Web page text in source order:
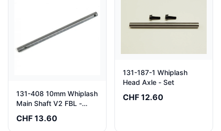
131-408 10mm Whiplash
Main Shaft V2 FBL -
CHF 13.60
131-187-1 Whiplash
Head Axle - Set
CHF 12.60